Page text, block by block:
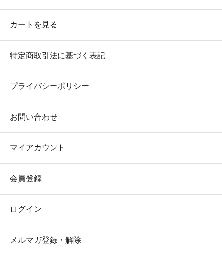
カートを見る
特定商取引法に基づく表記
プライバシーポリシー
お問い合わせ
マイアカウント
会員登録
ログイン
メルマガ登録・解除